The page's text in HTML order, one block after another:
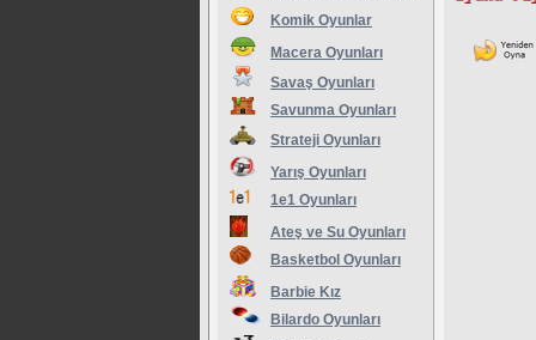
Komik Oyunlar
Macera Oyunları
Savaş Oyunları
Savunma Oyunları
Strateji Oyunları
Yarış Oyunları
1e1 Oyunları
Ateş ve Su Oyunları
Basketbol Oyunları
Barbie Kız
Bilardo Oyunları